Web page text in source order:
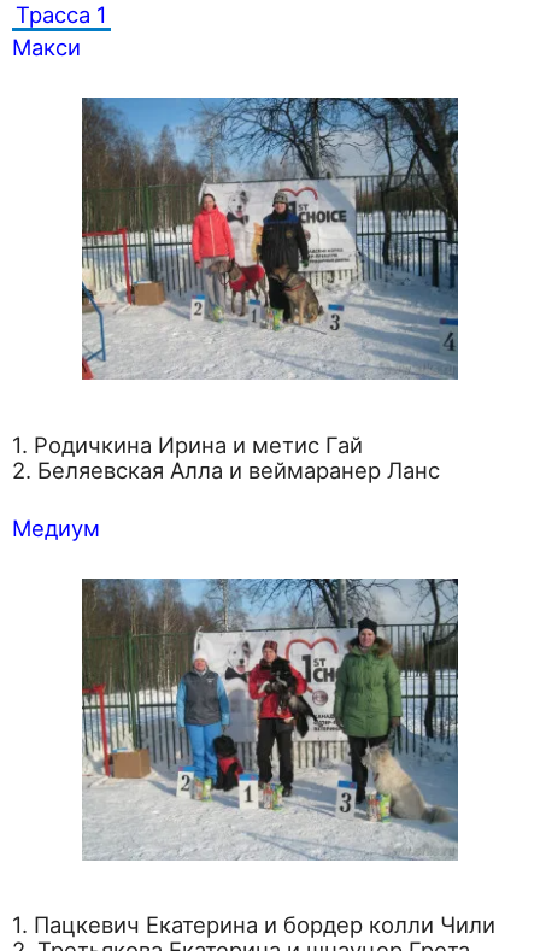
Трасса 1
Макси
1. Родичкина Ирина и метис Гай
2. Беляевская Алла и веймаранер Ланс
Медиум
1. Пацкевич Екатерина и бордер колли Чили